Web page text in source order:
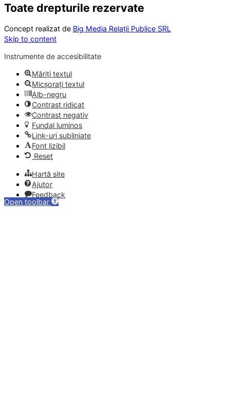
Toate drepturile rezervate
Concept realizat de Big Media Relații Publice SRL
Skip to content
Open toolbar
Instrumente de accesibilitate
Măriți textul
Micșorați textul
Alb-negru
Contrast ridicat
Contrast negativ
Fundal luminos
Link-uri subliniate
Font lizibil
Reset
Hartă site
Ajutor
Feedback